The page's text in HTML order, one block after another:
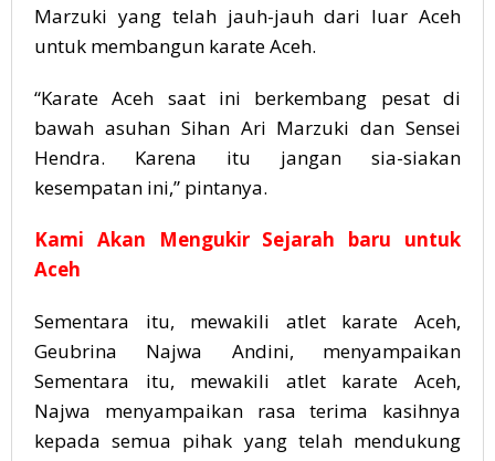
Marzuki yang telah jauh-jauh dari luar Aceh
untuk membangun karate Aceh.
“Karate Aceh saat ini berkembang pesat di
bawah asuhan Sihan Ari Marzuki dan Sensei
Hendra. Karena itu jangan sia-siakan
kesempatan ini,” pintanya.
Kami Akan Mengukir Sejarah baru untuk
Aceh
Sementara itu, mewakili atlet karate Aceh,
Geubrina Najwa Andini, menyampaikan
Sementara itu, mewakili atlet karate Aceh,
Najwa menyampaikan rasa terima kasihnya
kepada semua pihak yang telah mendukung